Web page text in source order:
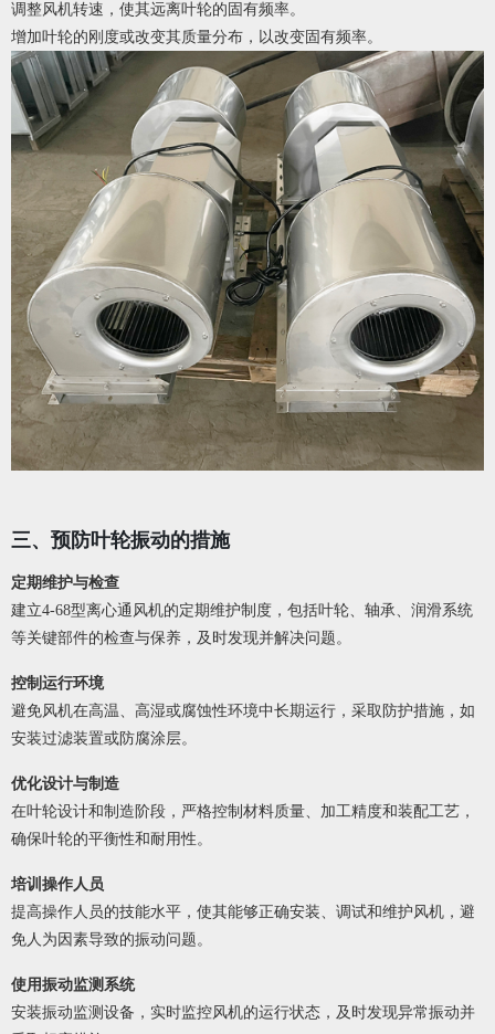
调整风机转速，使其远离叶轮的固有频率。
增加叶轮的刚度或改变其质量分布，以改变固有频率。
三、预防叶轮振动的措施
定期维护与检查
建立4-68型离心通风机的定期维护制度，包括叶轮、轴承、润滑系统
等关键部件的检查与保养，及时发现并解决问题。
控制运行环境
避免风机在高温、高湿或腐蚀性环境中长期运行，采取防护措施，如
安装过滤装置或防腐涂层。
优化设计与制造
在叶轮设计和制造阶段，严格控制材料质量、加工精度和装配工艺，
确保叶轮的平衡性和耐用性。
培训操作人员
提高操作人员的技能水平，使其能够正确安装、调试和维护风机，避
免人为因素导致的振动问题。
使用振动监测系统
安装振动监测设备，实时监控风机的运行状态，及时发现异常振动并